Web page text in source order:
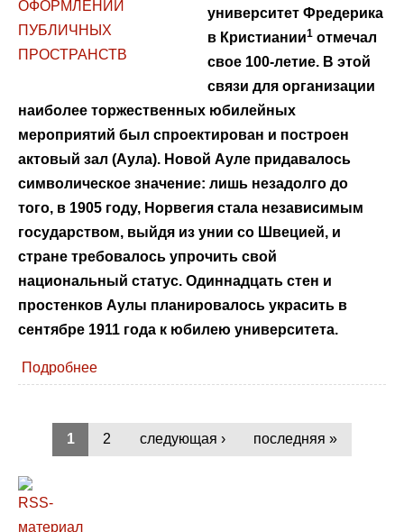
университет Фредерика
в Кристиании1отмечал
свое 100-летие. В этой
связи для организации
наиболее торжественных юбилейных
мероприятий был спроектирован и построен
актовый зал (Аула). Новой Ауле придавалось
символическое значение: лишь незадолго до
того, в 1905 году, Норвегия стала независимым
государством, выйдя из унии со Швецией, и
стране требовалось упрочить свой
национальный статус. Одиннадцать стен и
простенков Аулы планировалось украсить в
сентябре 1911 года к юбилею университета.
Подробнее
1 2 следующая › последняя »